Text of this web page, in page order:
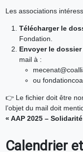
Les associations
Télécharger le
Fondation.
Envoyer le
mail à :
ou
👉 Le fichier doit être
l’objet du mail doit
« AAP 2025 –
Calendrier